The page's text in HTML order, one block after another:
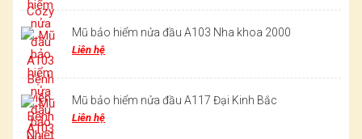
Mũ bảo hiểm nửa đầu A103 Nha khoa 2000
Liên hệ
Mũ bảo hiểm nửa đầu A117 Đại Kinh Bắc
Liên hệ